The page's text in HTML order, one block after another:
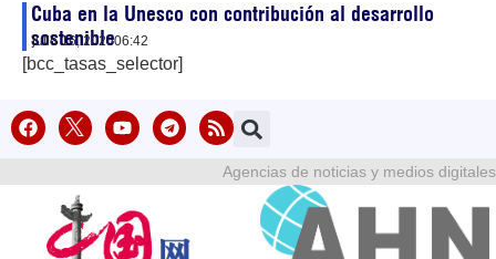
Cuba en la Unesco con contribución al desarrollo
sostenible
julio 16, 202606:42
[bcc_tasas_selector]
Agencias de noticias y medios digitales